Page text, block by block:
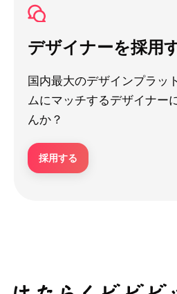
デザイナーを採用
国内最大のデザインプラッ
ムにマッチするデザイナー
んか？
採用する